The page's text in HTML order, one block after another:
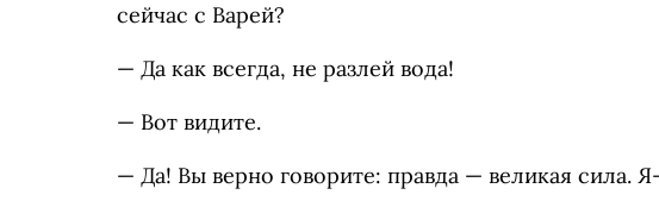
сейчас с Варей?
— Да как всегда, не разлей вода!
— Вот видите.
— Да! Вы верно говорите: правда — великая сила.